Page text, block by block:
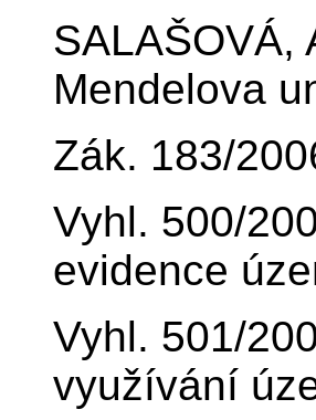
SALAŠOVÁ,
Mendelova
Zák. 183/
Vyhl. 500/
evidence
Vyhl. 501/
využívání